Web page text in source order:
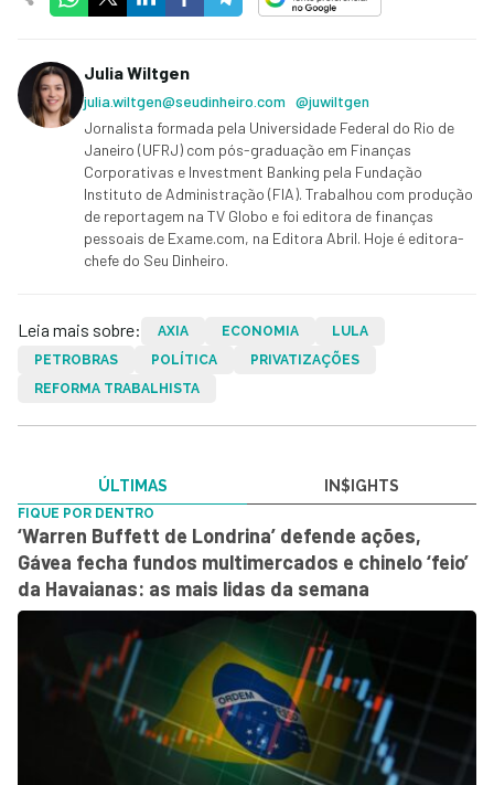
Julia Wiltgen
julia.wiltgen@seudinheiro.com @juwiltgen
Jornalista formada pela Universidade Federal do Rio de
Janeiro (UFRJ) com pós-graduação em Finanças
Corporativas e Investment Banking pela Fundação
Instituto de Administração (FIA). Trabalhou com produção
de reportagem na TV Globo e foi editora de finanças
pessoais de Exame.com, na Editora Abril. Hoje é editora-
chefe do Seu Dinheiro.
Leia mais sobre: AXIA ECONOMIA
LULA
PETROBRAS
POLÍTICA
PRIVATIZAÇÕES
REFORMA TRABALHISTA
ÚLTIMAS IN$IGHTS
FIQUE POR DENTRO
‘Warren Buffett de Londrina’ defende ações,
Gávea fecha fundos multimercados e chinelo ‘feio’
da Havaianas: as mais lidas da semana